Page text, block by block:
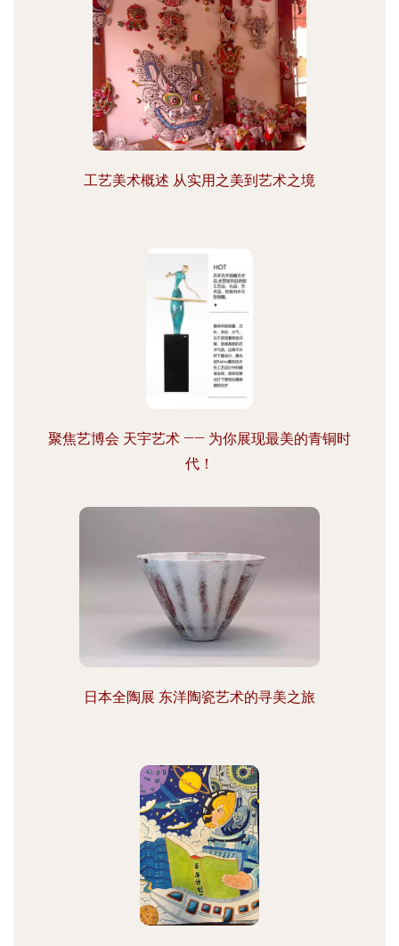
工艺美术概述 从实用之美到艺术之境
聚焦艺博会 天宇艺术 —— 为你展现最美的青铜时
代！
日本全陶展 东洋陶瓷艺术的寻美之旅